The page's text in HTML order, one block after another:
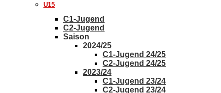
U15
C1-Jugend
C2-Jugend
Saison
2024/25
C1-Jugend 24/25
C2-Jugend 24/25
2023/24
C1-Jugend 23/24
C2-Jugend 23/24